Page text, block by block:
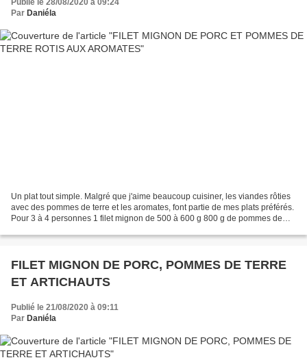
Publié le 28/08/2020 à 09:24
Par Daniéla
Un plat tout simple. Malgré que j'aime beaucoup cuisiner, les viandes rôties
avec des pommes de terre et les aromates, font partie de mes plats préférés.
Pour 3 à 4 personnes 1 filet mignon de 500 à 600 g 800 g de pommes de
FILET MIGNON DE PORC, POMMES DE TERRE
ET ARTICHAUTS
Publié le 21/08/2020 à 09:11
Par Daniéla